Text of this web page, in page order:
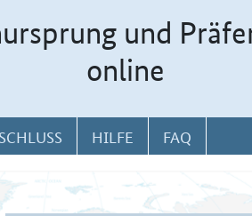
und
online
HILFE FAQ